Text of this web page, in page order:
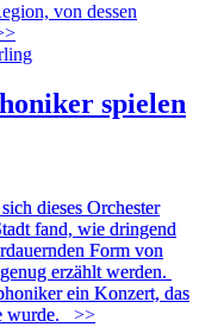
von dessen
spielen
dieses Orchester
fand, wie dringend
Form von
erzählt werden.
ein Konzert, das
wurde.
>>